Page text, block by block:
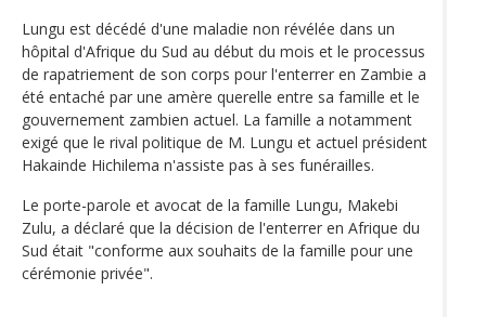
Lungu est décédé d'une maladie non révélée dans un
hôpital d'Afrique du Sud au début du mois et le processus
de rapatriement de son corps pour l'enterrer en Zambie a
été entaché par une amère querelle entre sa famille et le
gouvernement zambien actuel. La famille a notamment
exigé que le rival politique de M. Lungu et actuel président
Hakainde Hichilema n'assiste pas à ses funérailles.
Le porte-parole et avocat de la famille Lungu, Makebi
Zulu, a déclaré que la décision de l'enterrer en Afrique du
Sud était "conforme aux souhaits de la famille pour une
cérémonie privée".